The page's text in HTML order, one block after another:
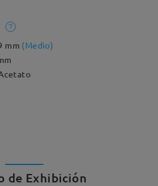
mm (Medio)
de Exhibición